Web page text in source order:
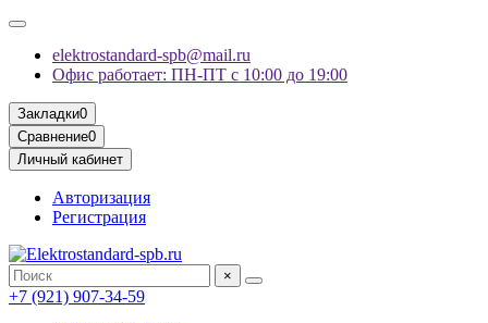
elektrostandard-spb@mail.ru
Офис работает: ПН-ПТ с 10:00 до 19:00
Закладки0
Сравнение0
Личный кабинет
Авторизация
Регистрация
×
+7 (921) 907-34-59